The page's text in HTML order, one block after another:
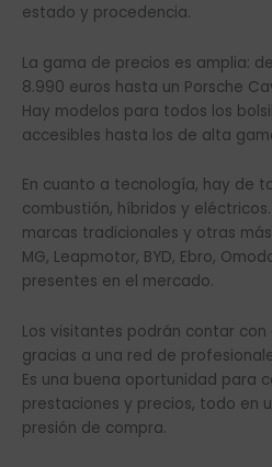
estado y procedencia.
La gama de precios es amplia:
8.990 euros hasta un Porsche
Hay modelos para todos los
accesibles hasta los de alta
En cuanto a tecnología, hay de
combustión, híbridos y
marcas tradicionales y otras
MG, Leapmotor, BYD, Ebro,
presentes en el mercado.
Los visitantes podrán contar
gracias a una red de
Es una buena oportunidad para
prestaciones y precios, todo en
presión de compra.